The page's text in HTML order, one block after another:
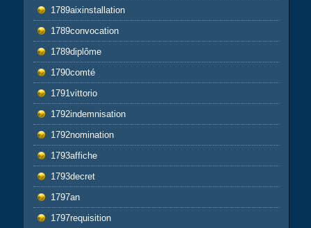
1789aixinstallation
1789convocation
1789diplôme
1790comté
1791vittorio
1792indemnisation
1792nomination
1793affiche
1793decret
1797an
1797requisition